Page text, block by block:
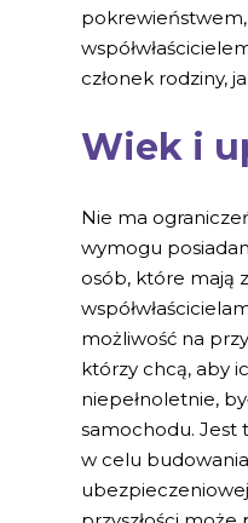
członek rodziny,
Wiek i
Nie ma
wymogu
osób, które mają
możliwość na
którzy chcą, aby
niepełnoletnie,
samochodu. Jest
w celu